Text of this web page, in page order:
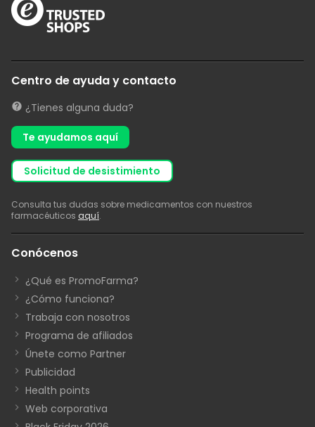
Centro de ayuda y contacto
¿Tienes alguna duda?
Te ayudamos aquí
solicitud de desistimiento
Consulta tus dudas sobre medicamentos con nuestros
farmacéuticos aquí.
Conócenos
¿Qué es PromoFarma?
¿Cómo funciona?
Trabaja con nosotros
Programa de afiliados
Únete como Partner
Publicidad
Health points
Web corporativa